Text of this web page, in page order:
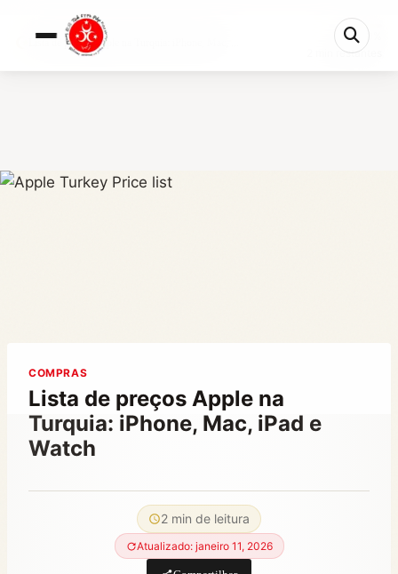
Lista de preços Apple na Turquia: iPhone, Mac, ...
2 min restantes
COMPRAS
Lista de preços Apple na
Turquia: iPhone, Mac, iPad e
Watch
2 min de leitura
Atualizado: janeiro 11, 2026